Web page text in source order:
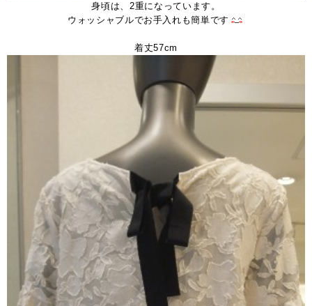
身頃は、2重になっています。
ウォッシャブルでお手入れも簡単です
着丈57cm